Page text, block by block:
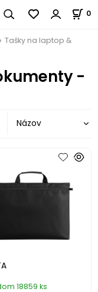
0
Tašky na laptop &
-
18859 ks